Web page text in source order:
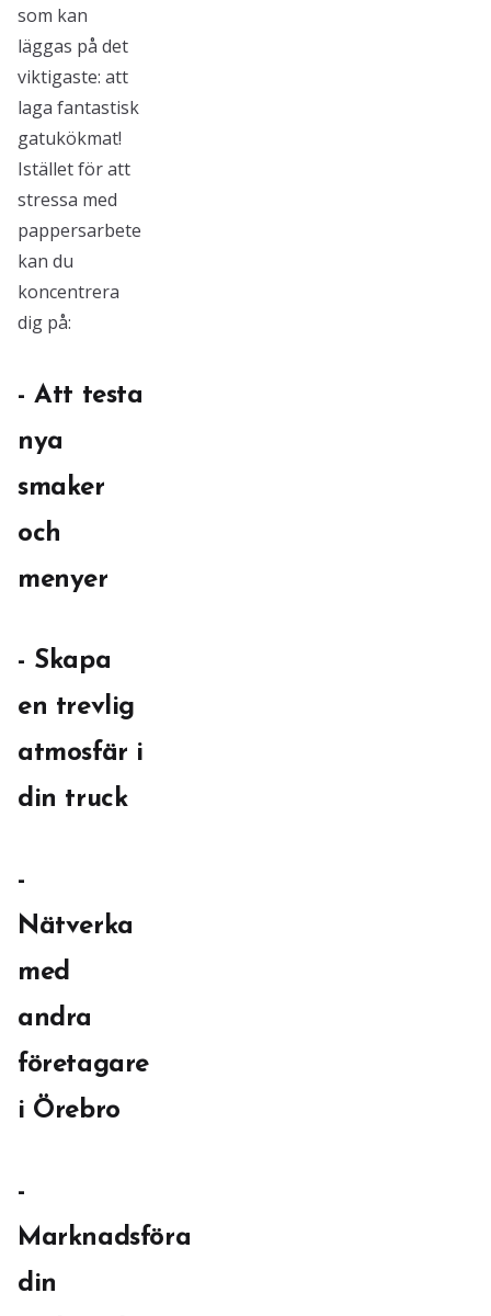
som kan
läggas på det
viktigaste: att
laga fantastisk
gatukökmat!
Istället för att
stressa med
pappersarbete
kan du
koncentrera
dig på:
- Att testa
nya
smaker
och
menyer
- Skapa
en trevlig
atmosfär i
din truck
-
Nätverka
med
andra
företagare
i Örebro
-
Marknadsföra
din